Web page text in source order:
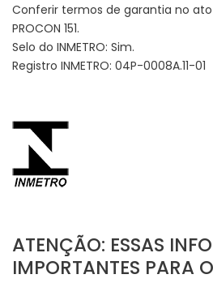
Conferir termos de garantia no
PROCON 151.
Selo do INMETRO: Sim.
Registro INMETRO: 04P-0008A.11-01
ATENÇÃO: ESSAS
IMPORTANTES PARA